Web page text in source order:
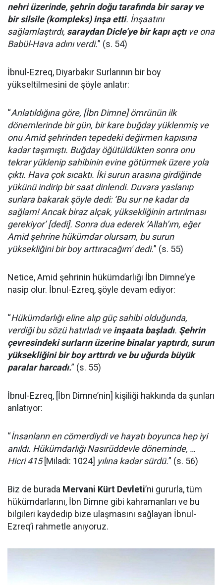
nehri üzerinde, şehrin doğu tarafında bir saray ve
bir silsile (kompleks) inşa etti. İnşaatını
sağlamlaştırdı, saraydan Dicle’ye bir kapı açtıve ona
Babül-Hava adını verdi.” (s. 54)
İbnul-Ezreq, Diyarbakır Surlarının bir boy
yükseltilmesini de şöyle anlatır:
“Anlatıldığına göre, [İbn Dimne] ömrünün ilk
dönemlerinde bir gün, bir kare buğday yüklenmiş ve
onu Amid şehrinden tepedeki değirmen kapısına
kadar taşımıştı. Buğday öğütüldükten sonra onu
tekrar yüklenip sahibinin evine götürmek üzere yola
çıktı. Hava çok sıcaktı. İki surun arasına girdiğinde
yükünü indirip bir saat dinlendi. Duvara yaslanıp
surlara bakarak şöyle dedi: ‘Bu sur ne kadar da
sağlam! Ancak biraz alçak, yüksekliğinin artırılması
gerekiyor’ [dedi]. Sonra dua ederek ‘Allah’ım, eğer
Amid şehrine hükümdar olursam, bu surun
yüksekliğini bir boy arttıracağım' dedi.” (s. 55)
Netice, Amid şehrinin hükümdarlığı İbn Dimne’ye
nasip olur. İbnul-Ezreq, şöyle devam ediyor:
“Hükümdarlığı eline alıp güç sahibi olduğunda,
verdiği bu sözü hatırladı veinşaata başladı. Şehrin
çevresindeki surların üzerine binalar yaptırdı, surun
yüksekliğini bir boy arttırdı ve bu uğurda büyük
paralar harcadı.” (s. 55)
İbnul-Ezreq, [İbn Dimne’nin] kişiliği hakkında da şunları
anlatıyor:
“İnsanların en cömerdiydi ve hayatı boyunca hep iyi
anıldı. Hükümdarlığı Nasırüddevle döneminde, …
Hicri 415[Miladi: 1024] yılına kadar sürdü.” (s. 56)
Biz de burada Mervani Kürt Devleti’ni gururla, tüm
hükümdarlarını, İbn Dimne gibi kahramanları ve bu
bilgileri kaydedip bize ulaşmasını sağlayan İbnul-
Ezreq’i rahmetle anıyoruz.